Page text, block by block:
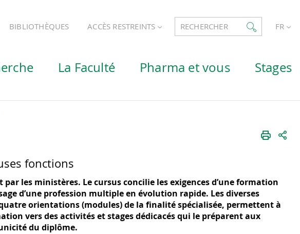
BIBLIOTHÈQUES ACCÈS RESTREINTS RECHERCHER FR
La Faculté Pharma et vous Stages
fonctions
les ministères. Le cursus concilie les exigences d’une formation
d’une profession multiple en évolution rapide. Les diverses
orientations (modules) de la finalité spécialisée, permettent à
vers des activités et stages dédicacés qui le préparent aux
du diplôme.